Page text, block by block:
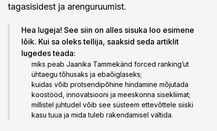
tagasisidest ja arenguruumist.
Hea lugeja! See siin on alles sisuka loo esimene
lõik. Kui sa oleks tellija, saaksid seda artiklit
lugedes teada:
miks peab Jaanika Tammekänd forced ranking’ut
ühtaegu tõhusaks ja ebaõiglaseks;
kuidas võib protsendipõhine hindamine mõjutada
koostööd, innovatsiooni ja meeskonna sisekliimat;
millistel juhtudel võib see süsteem ettevõttele siiski
kasu tuua ja mida tuleb rakendamisel vältida.